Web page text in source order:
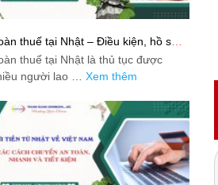
thuế tại Nhật – Điều kiện, hồ sơ
cách làm cho người lao động
thuế tại Nhật là thủ tục được
người lao … Xem thêm